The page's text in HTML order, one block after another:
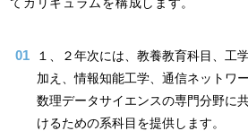
１、２年次には、教養教育科目、工
加え、情報知能工学、通信ネットワ
数理データサイエンスの専門分野に
けるための系科目を提供します。